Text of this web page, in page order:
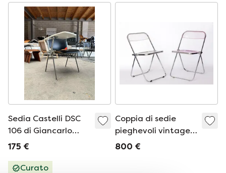
Sedia Castelli DSC
106 di Giancarlo
Piretti
175 €
Curato
Coppia di sedie
pieghevoli vintage
Castelli Plia, anni
800 €